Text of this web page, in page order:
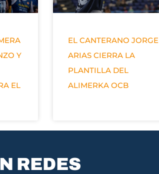
Y
EL
EL CANTERANO JORGE
ARIAS CIERRA LA
PLANTILLA DEL
ALIMERKA OCB
REDES